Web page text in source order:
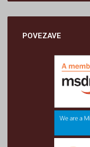
POVEZAVE